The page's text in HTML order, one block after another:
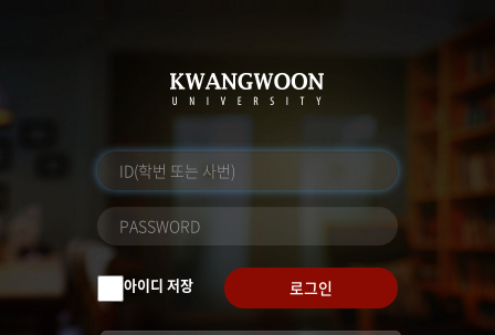
아이디 저장 로그인